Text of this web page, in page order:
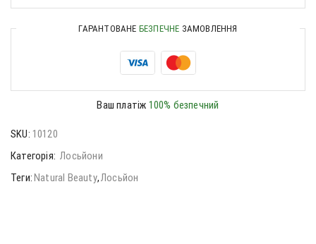
ГАРАНТОВАНЕ БЕЗПЕЧНЕ ЗАМОВЛЕННЯ
Ваш платіж 100% безпечний
SKU: 10120
Категорія: Лосьйони
Теги:Natural Beauty,Лосьйон